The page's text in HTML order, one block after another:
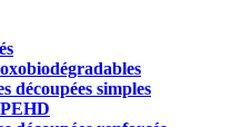
découpées simples